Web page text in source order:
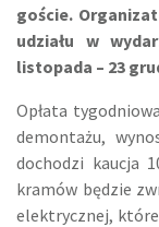
goście.
udziału w
listopada – 23
Opłata
demontażu,
dochodzi kaucja
kramów będzie
elektrycznej,